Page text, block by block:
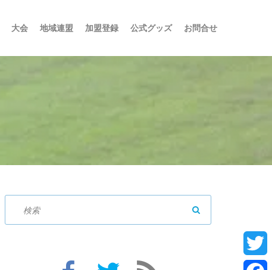
大会 地域連盟 加盟登録 公式グッズ お問合せ